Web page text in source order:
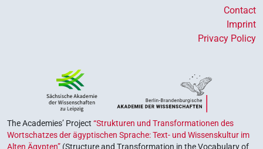
Contact
Imprint
Privacy Policy
The Academies’ Project “Strukturen und Transformationen des
Wortschatzes der ägyptischen Sprache: Text- und Wissenskultur im
Alten Ägypten” (Structure and Transformation in the Vocabulary of